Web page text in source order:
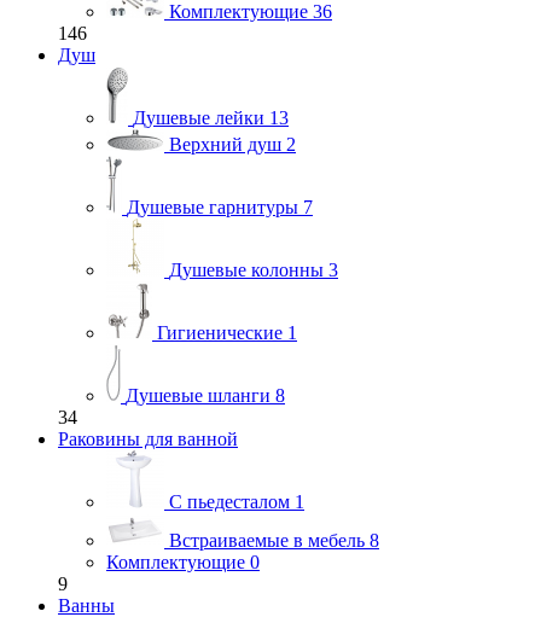
Комплектующие 36
146
Душ
Душевые лейки 13
Верхний душ 2
Душевые гарнитуры 7
Душевые колонны 3
Гигиенические 1
Душевые шланги 8
34
Раковины для ванной
С пьедесталом 1
Встраиваемые в мебель 8
Комплектующие 0
9
Ванны